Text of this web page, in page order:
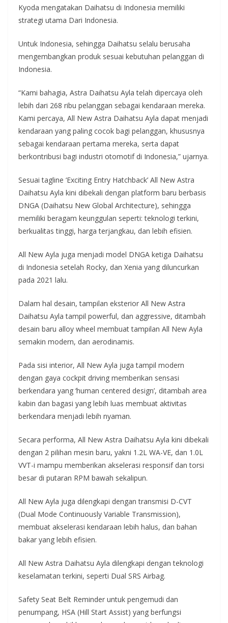
Kyoda mengatakan Daihatsu di Indonesia memiliki
strategi utama Dari Indonesia.
Untuk Indonesia, sehingga Daihatsu selalu berusaha
mengembangkan produk sesuai kebutuhan pelanggan di
Indonesia.
“Kami bahagia, Astra Daihatsu Ayla telah dipercaya oleh
lebih dari 268 ribu pelanggan sebagai kendaraan mereka.
Kami percaya, All New Astra Daihatsu Ayla dapat menjadi
kendaraan yang paling cocok bagi pelanggan, khususnya
sebagai kendaraan pertama mereka, serta dapat
berkontribusi bagi industri otomotif di Indonesia,” ujarnya.
Sesuai tagline ‘Exciting Entry Hatchback’ All New Astra
Daihatsu Ayla kini dibekali dengan platform baru berbasis
DNGA (Daihatsu New Global Architecture), sehingga
memiliki beragam keunggulan seperti: teknologi terkini,
berkualitas tinggi, harga terjangkau, dan lebih efisien.
All New Ayla juga menjadi model DNGA ketiga Daihatsu
di Indonesia setelah Rocky, dan Xenia yang diluncurkan
pada 2021 lalu.
Dalam hal desain, tampilan eksterior All New Astra
Daihatsu Ayla tampil powerful, dan aggressive, ditambah
desain baru alloy wheel membuat tampilan All New Ayla
semakin modern, dan aerodinamis.
Pada sisi interior, All New Ayla juga tampil modern
dengan gaya cockpit driving memberikan sensasi
berkendara yang ‘human centered design’, ditambah area
kabin dan bagasi yang lebih luas membuat aktivitas
berkendara menjadi lebih nyaman.
Secara performa, All New Astra Daihatsu Ayla kini dibekali
dengan 2 pilihan mesin baru, yakni 1.2L WA-VE, dan 1.0L
VVT-i mampu memberikan akselerasi responsif dan torsi
besar di putaran RPM bawah sekalipun.
All New Ayla juga dilengkapi dengan transmisi D-CVT
(Dual Mode Continuously Variable Transmission),
membuat akselerasi kendaraan lebih halus, dan bahan
bakar yang lebih efisien.
All New Astra Daihatsu Ayla dilengkapi dengan teknologi
keselamatan terkini, seperti Dual SRS Airbag.
Safety Seat Belt Reminder untuk pengemudi dan
penumpang, HSA (Hill Start Assist) yang berfungsi